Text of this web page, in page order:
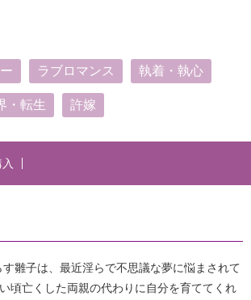
ラブロマンス 執着・執心
・転生 許嫁
雛子は、最近淫らで不思議な夢に悩まされて
頃亡くした両親の代わりに自分を育ててくれ